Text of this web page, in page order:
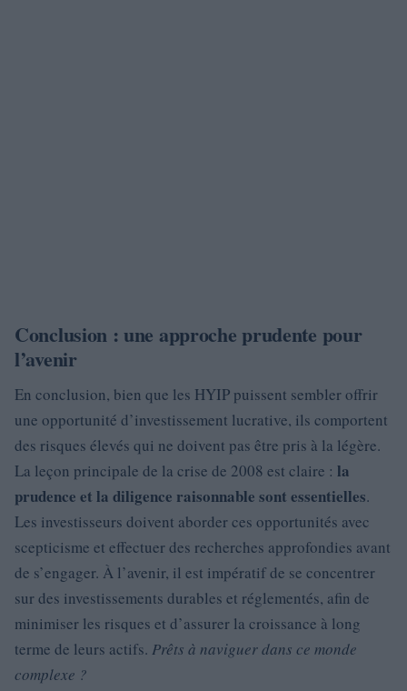
Conclusion : une approche prudente pour
l’avenir
En conclusion, bien que les HYIP puissent sembler offrir
une opportunité d’investissement lucrative, ils comportent
des risques élevés qui ne doivent pas être pris à la légère.
La leçon principale de la crise de 2008 est claire : la
prudence et la diligence raisonnable sont essentielles.
Les investisseurs doivent aborder ces opportunités avec
scepticisme et effectuer des recherches approfondies avant
de s’engager. À l’avenir, il est impératif de se concentrer
sur des investissements durables et réglementés, afin de
minimiser les risques et d’assurer la croissance à long
terme de leurs actifs. Prêts à naviguer dans ce monde
complexe ?